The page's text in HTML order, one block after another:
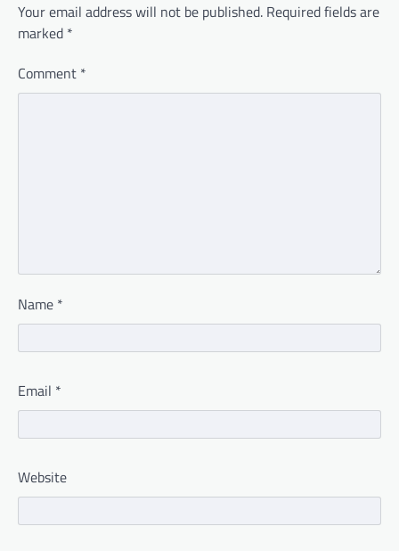
Your email address will not be published. Required fields are
marked *
Comment *
Name *
Email *
Website